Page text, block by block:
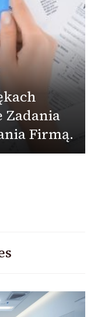
Zadania
Firmą.